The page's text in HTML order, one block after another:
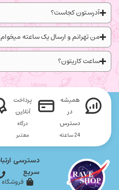
آدرستون کجاست؟
من تهرانم و ارسال یک ساعته
ساعت کاریتون؟
همیشه
در
دسترس
24 ساعته
پرداخت
آنلاین
درگاه
معتبر
دسترسی
سریع
فروشگاه